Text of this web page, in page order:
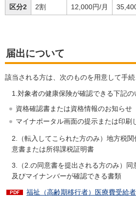
区分2 2割 12,000円/月
届出について
該当される方は、次のものを用意して手続
1.対象者の健康保険が確認できる下記の
資格確認書または資格情報のお知らせ
マイナポータル画面の提示または印刷
2.（転入してこられた方のみ）地方税
意書または所得課税証明書
3.（2.の同意書を提出される方のみ）同
及びマイナンバーが確認できる書類
福祉（高齢期移行者）医療費受給